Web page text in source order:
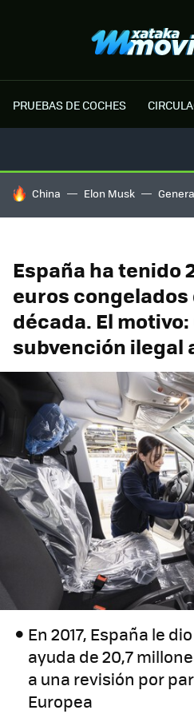
PRUEBAS DE COCHES
HOY SE HABLA DE
China Elon Musk
España ha tenido
euros
década. El
subvención ilegal
En 2017, España le
ayuda de 20,7
a una revisión por
Europea